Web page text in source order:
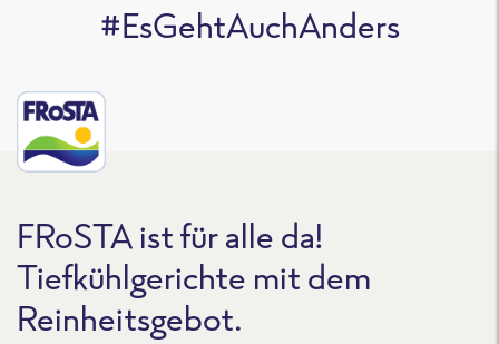
#EsGehtAuchAnders
FRoSTA ist für alle da!
Tiefkühlgerichte mit dem
Reinheitsgebot.